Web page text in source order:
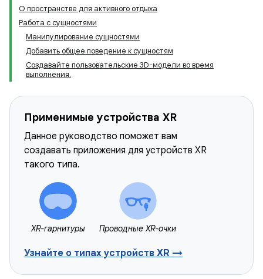
О пространстве для активного отдыха
Работа с сущностями
Манипулирование сущностями
Добавить общее поведение к сущностям
Создавайте пользовательские 3D-модели во время
выполнения.
Применимые устройства XR
Данное руководство поможет вам
создавать приложения для устройств XR
такого типа.
XR-гарнитуры Проводные XR-очки
Узнайте о типах устройств XR →